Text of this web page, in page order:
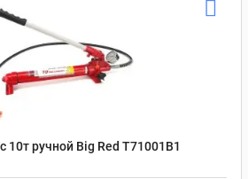
10т ручной Big Red T71001B1